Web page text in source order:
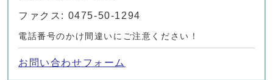
ファクス: 0475-50-1294
電話番号のかけ間違いにご注意ください！
お問い合わせフォーム